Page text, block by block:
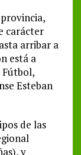
carácter
arribar a
está a
Fútbol,
Esteban
de las
y